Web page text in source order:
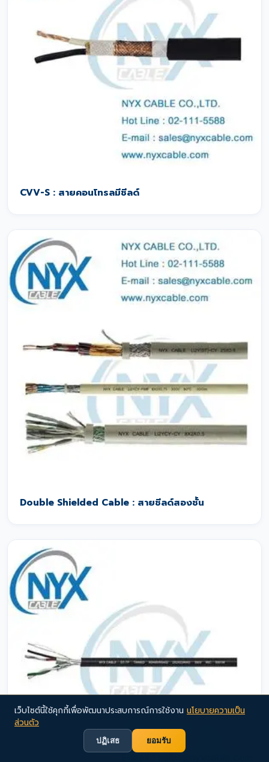
CVV-S : สายคอนโทรลมีชีลด์
Double Shielded Cable : สายชีลด์สองชั้น
เว็บไซต์นี้ใช้คุกกี้เพื่อพัฒนาประสบการณ์การใช้งาน นโยบายความเป็น
ส่วนตัว
ปฏิเสธ ยอมรับ